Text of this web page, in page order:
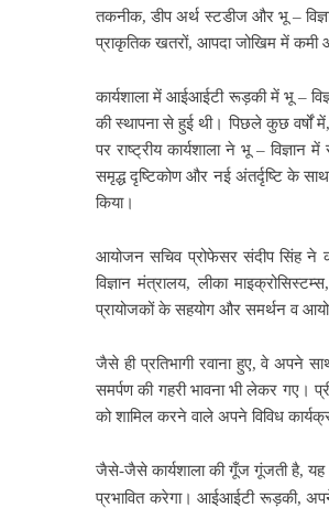
तकनीक, डीप अर्थ स्टडीज और भू –
प्राकृतिक खतरों, आपदा जोखिम में कमी
कार्यशाला में आईआईटी रूड़की में भू –
की स्थापना से हुई थी। पिछले कुछ वर्षों
पर राष्ट्रीय कार्यशाला ने भू –
समृद्ध दृष्टिकोण और नई अंतर्दृष्टि के
किया।
आयोजन सचिव प्रोफेसर संदीप सिंह ने
विज्ञान मंत्रालय, लीका
प्रायोजकों के सहयोग और समर्थन व
जैसे ही प्रतिभागी रवाना हुए, वे अपने
समर्पण की गहरी भावना भी लेकर गए।
को शामिल करने वाले अपने विविध
जैसे-जैसे कार्यशाला की गूँज गूंजती है, यह
प्रभावित करेगा। आईआईटी रूड़की,